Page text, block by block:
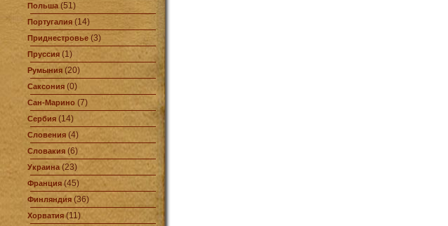
Польша(51)
Португалия (14)
Приднестровье (3)
Пруссия (1)
Румыния (20)
Саксония (0)
Сан-Марино (7)
Сербия (14)
Словения (4)
Словакия (6)
Украина(23)
Франция (45)
Финляндия (36)
Хорватия(11)